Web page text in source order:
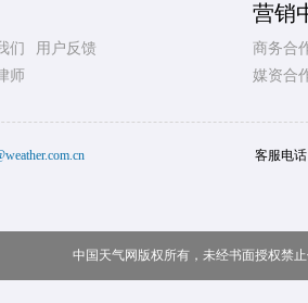
们
用户反馈
师
营销
商务合
媒资合
客服电
中国天气网版权所有，未经书面授权